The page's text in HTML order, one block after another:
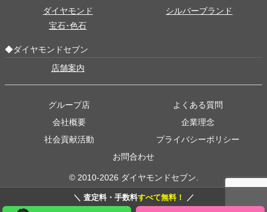
ダイヤモンド
シルバーブランド
宝石･色石
◆ダイヤモンドセブン
店舗案内
グループ店
よくある質問
会社概要
企業理念
社会貢献活動
プライバシーポリシー
お問合わせ
© 2010-2026 ダイヤモンドセブン.
＼ 査定料・手数料すべて無料！ ／